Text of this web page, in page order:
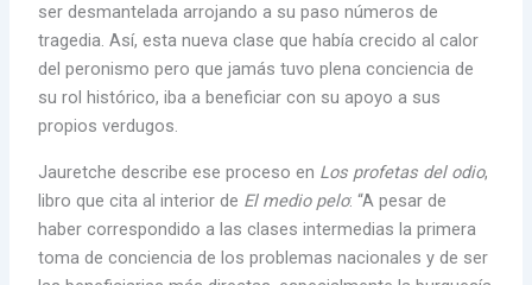
ser desmantelada arrojando a su paso números de
tragedia. Así, esta nueva clase que había crecido al calor
del peronismo pero que jamás tuvo plena conciencia de
su rol histórico, iba a beneficiar con su apoyo a sus
propios verdugos.
Jauretche describe ese proceso en Los profetas del odio,
libro que cita al interior de El medio pelo: “A pesar de
haber correspondido a las clases intermedias la primera
toma de conciencia de los problemas nacionales y de ser